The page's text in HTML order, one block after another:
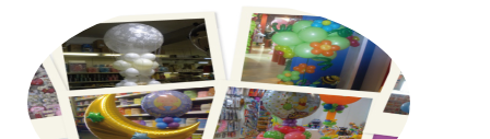
Eventi e promozioni
Contatti
E-Shop